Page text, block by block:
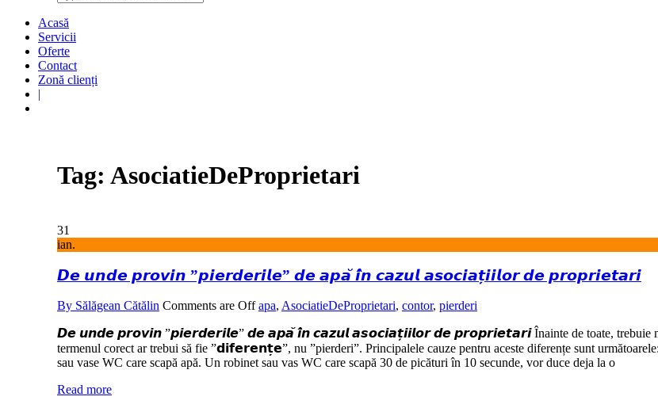
Acasă
Servicii
Oferte
Contact
Zonă clienți
|
Tag: AsociatieDeProprietari
31
ian.
𝘿𝙚 𝙪𝙣𝙙𝙚 𝙥𝙧𝙤𝙫𝙞𝙣 ”𝙥𝙞𝙚𝙧𝙙𝙚𝙧𝙞𝙡𝙚” 𝙙𝙚 𝙖𝙥𝙖̆ 𝙞̂𝙣 𝙘𝙖𝙯𝙪𝙡 𝙖𝙨𝙤𝙘𝙞𝙖𝙩̦𝙞𝙞𝙡𝙤𝙧 𝙙𝙚 𝙥𝙧𝙤𝙥𝙧𝙞𝙚𝙩𝙖𝙧𝙞
By Sălăgean Cătălin Comments are Off apa, AsociatieDeProprietari, contor, pierderi
𝘿𝙚 𝙪𝙣𝙙𝙚 𝙥𝙧𝙤𝙫𝙞𝙣 ”𝙥𝙞𝙚𝙧𝙙𝙚𝙧𝙞𝙡𝙚” 𝙙𝙚 𝙖𝙥𝙖̆ 𝙞̂𝙣 𝙘𝙖𝙯𝙪𝙡 𝙖𝙨𝙤𝙘𝙞𝙖𝙩̦𝙞𝙞𝙡𝙤𝙧 𝙙𝙚 𝙥𝙧𝙤𝙥𝙧𝙞𝙚𝙩𝙖𝙧𝙞 Înainte de toate, trebuie
termenul corect ar trebui să fie ”𝗱𝗶𝗳𝗲𝗿𝗲𝗻𝘁̦𝗲”, nu ”pierderi”. Principalele cauze pentru aceste diferențe sunt
sau vase WC care scapă apă. Un robinet sau vas WC care scapă 30 de picături în 10 secunde, vor duce deja la o
Read more